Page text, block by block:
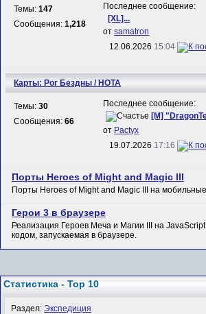
Темы:147
Сообщения:1,218
Последнее сообщение:
[XL]...
отsamatron
12.06.2026 15:04
Карты: Рог Бездны / HOTA
Темы:30
Сообщения:66
Последнее сообщение:
[M]
от Pactyx
19.07.2026 17:16
Порты Heroes of Might and Magic III
Порты Heroes of Might and Magic III на
Герои 3 в браузере
Реализация Героев Меча и Магии III на
кодом, запускаемая в браузере.
Статистика - Top 10
Раздел:Экспедиция